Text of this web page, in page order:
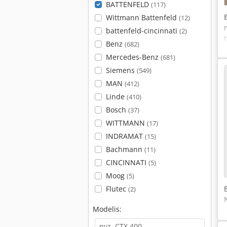
BATTENFELD (117)
Wittmann Battenfeld (12)
battenfeld-cincinnati (2)
Benz (682)
Mercedes-Benz (681)
Siemens (549)
MAN (412)
Linde (410)
Bosch (37)
WITTMANN (17)
INDRAMAT (15)
Bachmann (11)
CINCINNATI (5)
Moog (5)
Flutec (2)
Modelis: